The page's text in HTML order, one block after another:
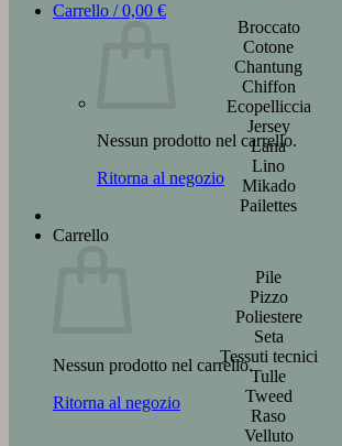
Carrello /0,00 €
Nessun prodotto nel carrello.
Ritorna al negozio
Carrello
Nessun prodotto nel carrello.
Ritorna al negozio
Broccato
Cotone
Chantung
Chiffon
Ecopelliccia
Jersey
Lana
Lino
Mikado
Pailettes
Pile
Pizzo
Poliestere
Seta
Tessuti tecnici
Tulle
Tweed
Raso
Velluto